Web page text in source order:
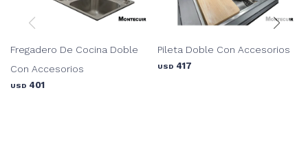
Fregadero De Cocina Doble
Con Accesorios
USD 401
Pileta Doble Con Accesorios
USD 417